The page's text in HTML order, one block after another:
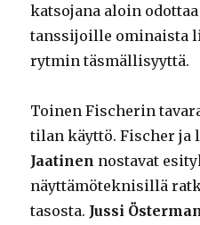
katsojana aloin
tanssijoille ominaista
rytmin täsmällisyyttä.
Toinen Fischerin
tilan käyttö. Fischer ja
Jaatinen nostavat
näyttämöteknisillä
tasosta. Jussi